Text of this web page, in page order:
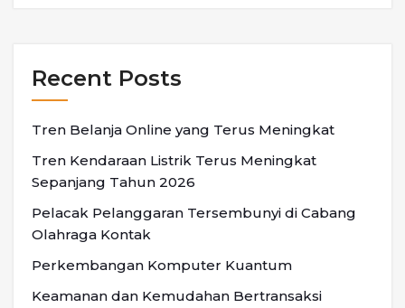
Recent Posts
Tren Belanja Online yang Terus Meningkat
Tren Kendaraan Listrik Terus Meningkat
Sepanjang Tahun 2026
Pelacak Pelanggaran Tersembunyi di Cabang
Olahraga Kontak
Perkembangan Komputer Kuantum
Keamanan dan Kemudahan Bertransaksi